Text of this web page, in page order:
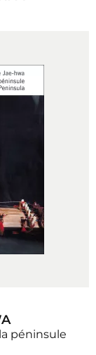
péninsule